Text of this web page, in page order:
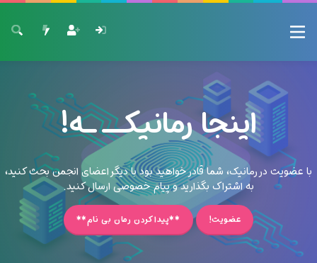
اینجا رمانیکــ ـه!
با عضویت در رمانیک، شما قادر خواهید بود با دیگر اعضای انجمن بحث کنید،
به اشتراک بگذارید و پیام خصوصی ارسال کنید.
عضویت! **پیدا کردن رمان بی نام**